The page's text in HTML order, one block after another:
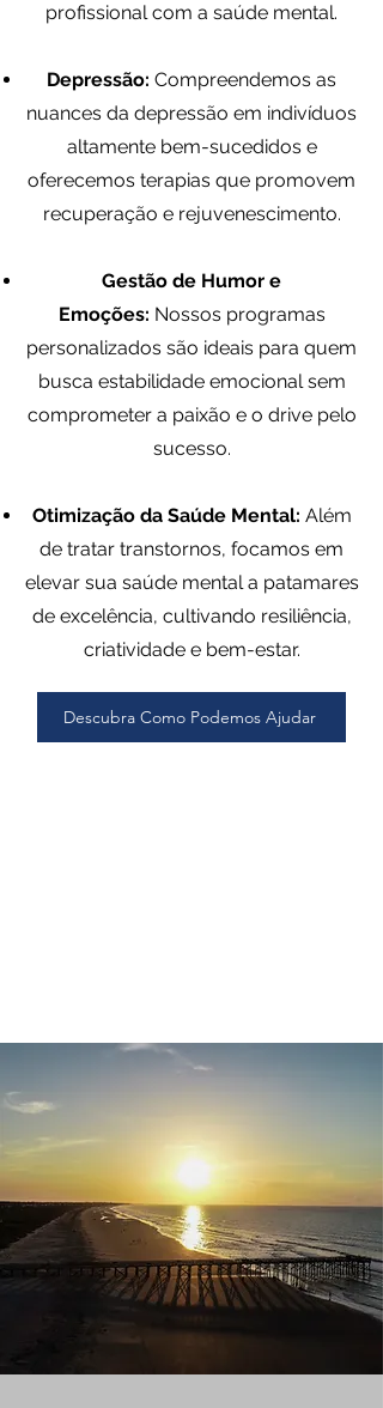
profissional com a saúde mental.
Depressão: Compreendemos as
nuances da depressão em indivíduos
altamente bem-sucedidos e
oferecemos terapias que promovem
recuperação e rejuvenescimento.
Gestão de Humor e
Emoções: Nossos programas
personalizados são ideais para quem
busca estabilidade emocional sem
comprometer a paixão e o drive pelo
sucesso.
Otimização da Saúde Mental: Além
de tratar transtornos, focamos em
elevar sua saúde mental a patamares
de excelência, cultivando resiliência,
criatividade e bem-estar.
Descubra Como Podemos Ajudar